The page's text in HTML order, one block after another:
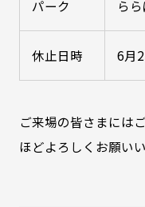
パーク ら
休止日時 6月
ご来場の皆さまには
ほどよろしくお願いい